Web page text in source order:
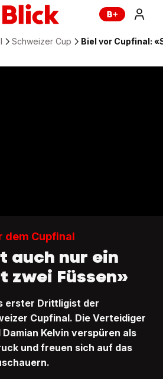
Schweizer Cup Biel vor Cupfinal:
dem Cupfinal
auch nur ein
zwei Füssen»
erster Drittligist der
Cupfinal. Die Verteidiger
Kelvin verspüren als
und freuen sich auf das